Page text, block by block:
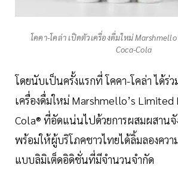
โคคา-โคล่า เปิดตัวเครื่องดื่มใหม่
Coca-Cola
โดยนับเป็นครั้งแรกที่ โคคา-โคล่า ได้ร่
เครื่องดื่มใหม่ Marshmello’s Limited
Cola® ที่อัดแน่นไปด้วยการผสมผสานจั
พร้อมให้ผู้บริโภคชาวไทยได้ลิ้มลองควา
แบบลิมิเต็ดอิดิชั่นที่มีจำนวนจำกัด